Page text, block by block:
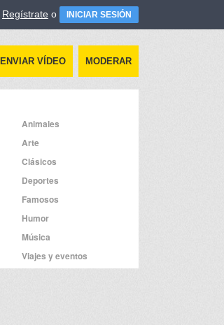
Regístrate o INICIAR SESIÓN
ENVIAR VÍDEO MODERAR
Animales
Arte
Clásicos
Deportes
Famosos
Humor
Música
Viajes y eventos